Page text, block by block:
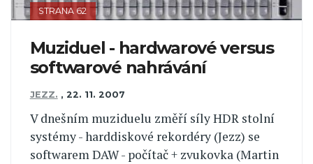
STRANA 62
Muziduel - hardwarové versus
softwarové nahrávání
JEZZ. , 22. 11. 2007
V dnešním muziduelu změří síly HDR stolní
systémy - harddiskové rekordéry (Jezz) se
softwarem DAW - počítač + zvukovka (Martin